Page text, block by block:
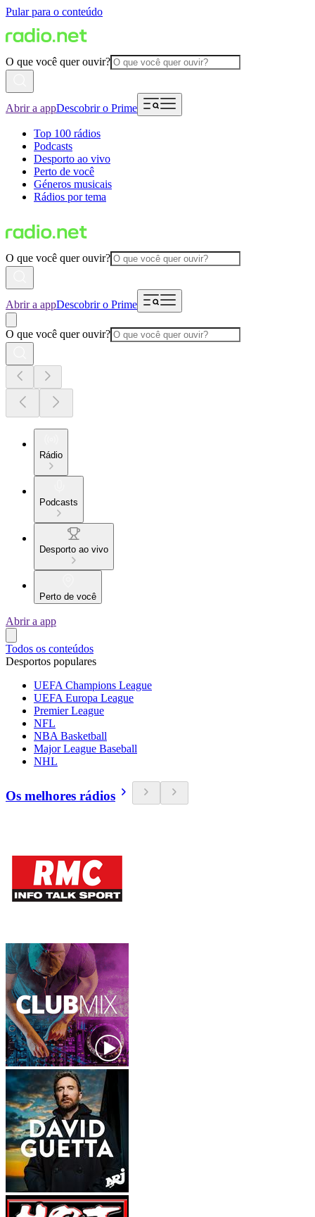
Pular para o conteúdo
O que você quer ouvir?
Abrir a appDescobrir o Prime
Top 100 rádios
Podcasts
Desporto ao vivo
Perto de você
Géneros musicais
Rádios por tema
O que você quer ouvir?
Abrir a appDescobrir o Prime
O que você quer ouvir?
Rádio
Podcasts
Desporto ao vivo
Perto de você
Abrir a app
Todos os conteúdos
Desportos populares
UEFA Champions League
UEFA Europa League
Premier League
NFL
NBA Basketball
Major League Baseball
NHL
Os melhores rádios